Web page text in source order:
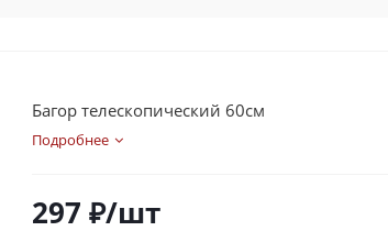
Багор телескопический 60см
Подробнее
297 ₽/шт